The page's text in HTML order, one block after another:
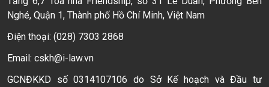
Nghé, Quận 1, Thành phố Hồ Chí Minh, Việt Nam
Điện thoại: (028) 7303 2868
Email: cskh@i-law.vn
GCNĐKKD số 0314107106 do Sở Kế hoạch và Đầu tư